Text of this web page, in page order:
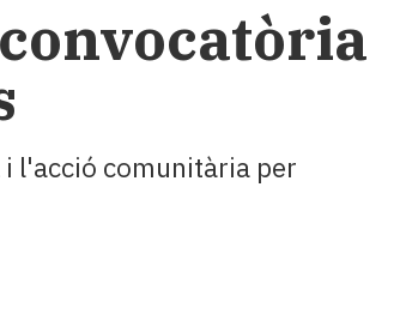
l'acció comunitària per